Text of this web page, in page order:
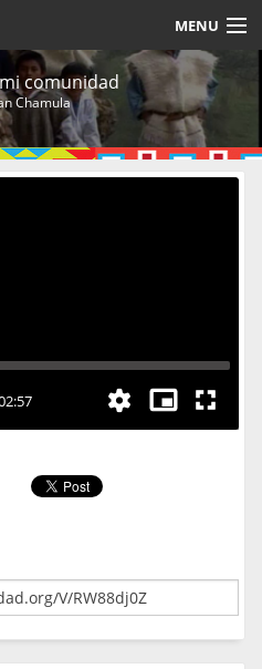
MENU
Sesión
comunidad
Chamula